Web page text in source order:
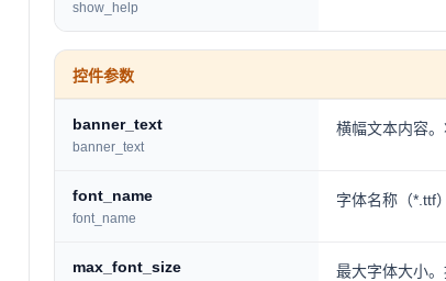
show_help
控件参数
banner_text
banner_text
横幅文本内容
font_name
font_name
字体名称（*.ttf
max_font_size 最大字体大小